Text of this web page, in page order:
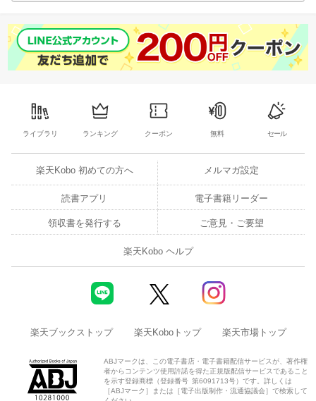
ライブラリ ランキング クーポン 無料 セール
楽天Kobo 初めての方へ メルマガ設定
読書アプリ 電子書籍リーダー
領収書を発行する ご意見・ご要望
楽天Kobo ヘルプ
楽天ブックストップ 楽天Koboトップ 楽天市場トップ
ABJマークは、この電子書店・電子書籍配信サービスが、著作権
者からコンテンツ使用許諾を得た正規版配信サービスであること
を示す登録商標（登録番号 第6091713号）です。詳しくは
［ABJマーク］または［電子出版制作・流通協議会］で検索して